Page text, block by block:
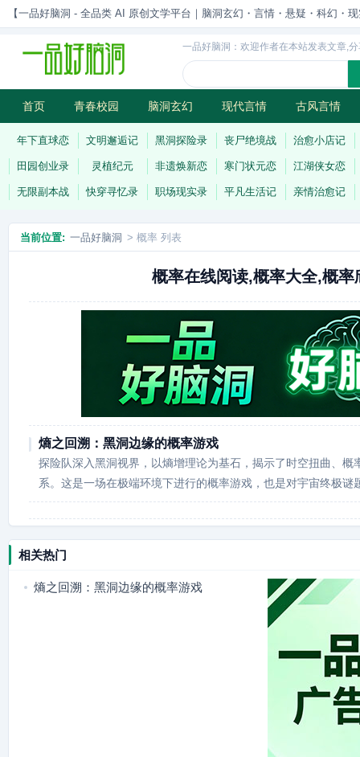
【一品好脑洞 - 全品类 AI 原创文学平台｜脑洞玄幻・言情・悬疑・科幻・
一品好脑洞：欢迎作者在本站发表文章,
首页 青春校园 脑洞玄幻 现代言情 古风言情
历史权谋 武侠江湖 灵异志怪 连载
年下直球恋 文明邂逅记 黑洞探险录 丧尸绝境战 治愈小店记
田园创业录 灵植纪元 非遗焕新恋 寒门状元恋 江湖侠女恋
无限副本战 快穿寻忆录 职场现实录 平凡生活记 亲情治愈记
当前位置: 一品好脑洞 > 概率 列表
概率在线阅读,概率大全,概率
熵之回溯：黑洞边缘的概率游戏
探险队深入黑洞视界，以熵增理论为基石，揭示了时空扭曲、概
系。这是一场在极端环境下进行的概率游戏，也是对宇宙终极谜
相关热门
熵之回溯：黑洞边缘的概率游戏